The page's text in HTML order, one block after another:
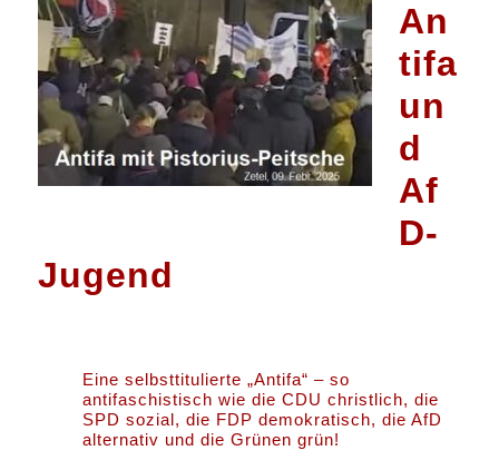
An
tifa
un
d
Af
D-
Jugend
Eine selbsttitulierte „Antifa“ – so
antifaschistisch wie die CDU christlich, die
SPD sozial, die FDP demokratisch, die AfD
alternativ und die Grünen grün!